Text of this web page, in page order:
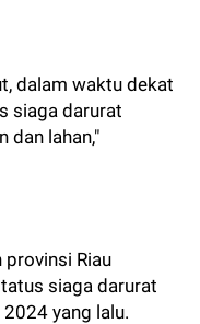
dalam waktu dekat
siaga darurat
dan lahan,"
provinsi Riau
siaga darurat
yang lalu.